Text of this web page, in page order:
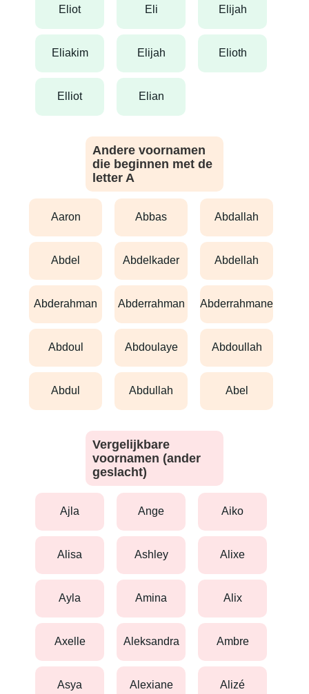
eliot eli elijah
eliakim elijah elioth
elliot elian
Andere voornamen
die beginnen met de
letter A
aaron abbas abdallah
abdel abdelkader abdellah
abderahman abderrahman abderrahmane
abdoul abdoulaye abdoullah
abdul abdullah abel
Vergelijkbare
voornamen (ander
geslacht)
ajla ange aiko
alisa ashley alixe
ayla amina alix
axelle aleksandra ambre
asya alexiane alizé